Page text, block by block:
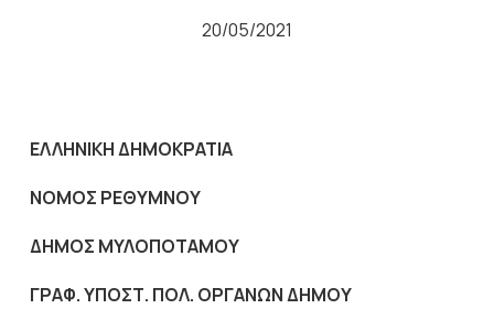
20/05/2021
ΕΛΛΗΝΙΚΗ ΔΗΜΟΚΡΑΤΙΑ
NOMOΣ ΡΕΘΥΜΝΟΥ
ΔΗΜΟΣ ΜΥΛΟΠΟΤΑΜΟΥ
ΓΡΑΦ. ΥΠΟΣΤ. ΠΟΛ. ΟΡΓΑΝΩΝ ΔΗΜΟΥ